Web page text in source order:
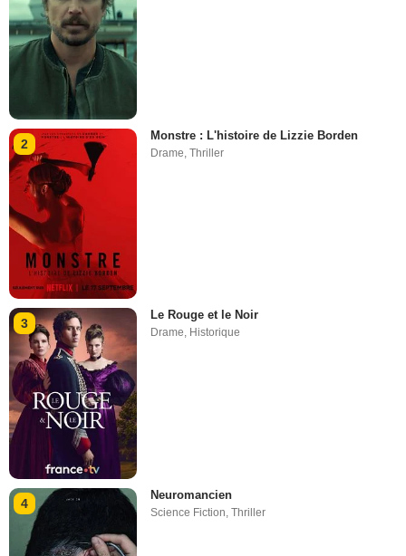
2
Monstre : L'histoire de Lizzie Borden
Drame,Thriller
3
Le Rouge et le Noir
Drame, Historique
4
Neuromancien
Science Fiction ,Thriller